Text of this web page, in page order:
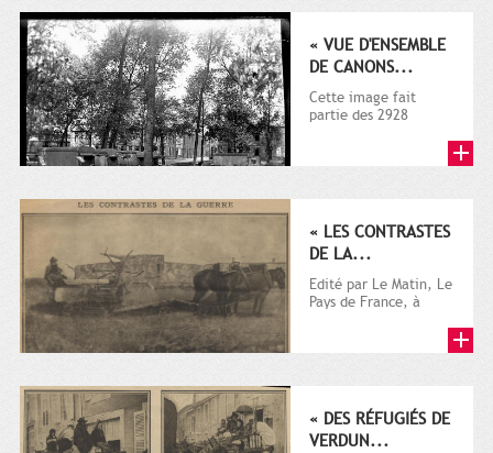
« VUE D'ENSEMBLE
DE CANONS...
Cette image fait
partie des 2928
1914-1918)...
« LES CONTRASTES
DE LA...
Edité par Le Matin, Le
Pays de France, à
touristique,...
« DES RÉFUGIÉS DE
VERDUN...